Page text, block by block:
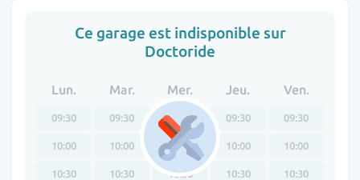
Ce garage est indisponible sur
Doctoride
Lun.
09:30
10:00
10:30
Mar.
09:30
10:00
10:30
Mer.
09:30
10:00
10:30
Jeu.
09:30
10:00
10:30
Ven.
09:30
10:00
10:30